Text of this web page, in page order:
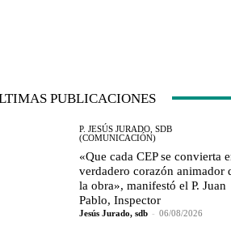
PUBLICACIONES
P. JESÚS JURADO, SDB
(COMUNICACIÓN)
«Que cada CEP se convierta
verdadero corazón animador
la obra», manifestó el P. Juan
Pablo, Inspector
Jesús Jurado, sdb - 06/08/2026